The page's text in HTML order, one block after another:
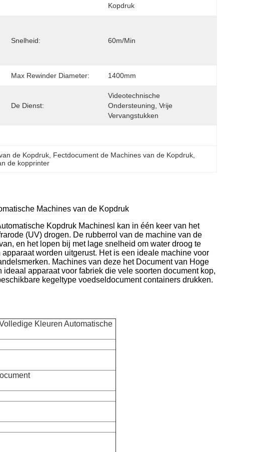
Kopdruk
Snelheid: 60m/min
Max Rewinder Diameter: 1400mm
De Dienst:
Videotechnische
Ondersteuning, Vrije
Vervangstukken
de Kopdruk Fectdocument de Machines van de Kopdruk
de kopprinter
Machines van de Kopdruk
Kopdruk Machinesl kan in één keer van het
(UV) drogen. De rubberrol van de machine van de
en het lopen bij met lage snelheid om water droog te
worden uitgerust. Het is een ideale machine voor
Machines van deze het Document van Hoge
apparaat voor fabriek die vele soorten document kop,
kegeltype voedseldocument containers drukken.
Kleuren Automatische